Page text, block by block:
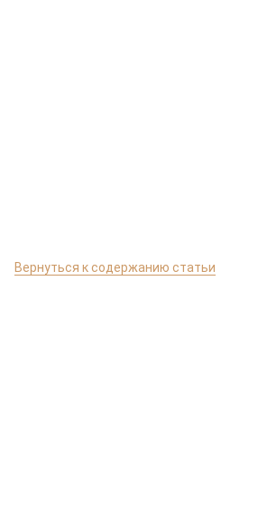
Вернуться к содержанию статьи